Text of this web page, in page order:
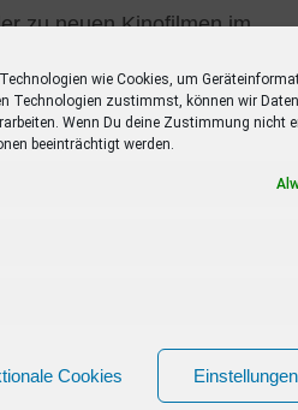
wie Cookies, um
Technologien zustimmst, können wir
Wenn Du deine Zustimmung nicht
beeinträchtigt werden.
Cookies
zu neuen Kinofilmen im
keinen Kinofilm mehr
Kinofilme im Januar